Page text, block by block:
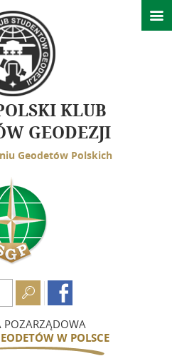
KLUB
GEODEZJI
Geodetów Polskich
 
POZARZĄDOWA
W POLSCE

informacje